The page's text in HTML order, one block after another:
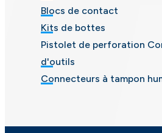
Blocs de contact
Kits de bottes
Pistolet de perforation
d'outils
Connecteurs à tampon